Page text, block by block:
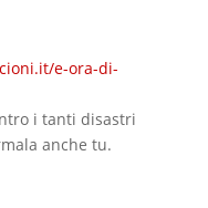
e-ora-di-
i tanti disastri
anche tu.